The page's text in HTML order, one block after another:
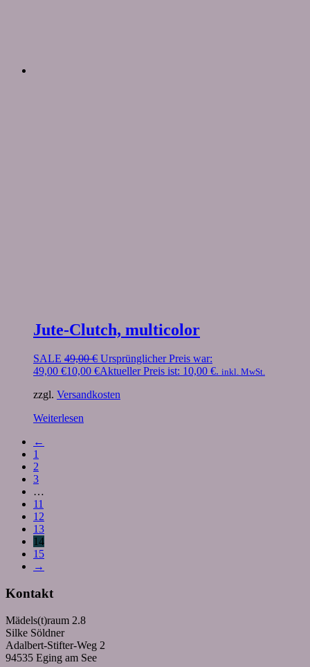
Jute-Clutch, multicolor
SALE 49,00€ Ursprünglicher Preis war:
49,00 €10,00 €Aktueller Preis ist: 10,00 €. inkl. MwSt.
zzgl. Versandkosten
Weiterlesen
←
1
2
3
…
11
12
13
14
15
→
Kontakt
Mädels(t)raum 2.8
Silke Söldner
Adalbert-Stifter-Weg 2
94535 Eging am See